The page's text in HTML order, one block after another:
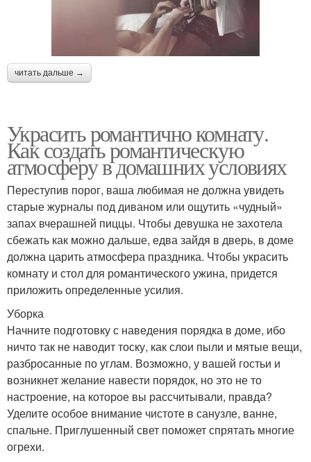
читать дальше →
Украсить романтично комнату.
Как создать романтическую
атмосферу в домашних условиях
Переступив порог, ваша любимая не должна увидеть
старые журналы под диваном или ощутить «чудный»
запах вчерашней пиццы. Чтобы девушка не захотела
сбежать как можно дальше, едва зайдя в дверь, в доме
должна царить атмосфера праздника. Чтобы украсить
комнату и стол для романтического ужина, придется
приложить определенные усилия.
Уборка
Начните подготовку с наведения порядка в доме, ибо
ничто так не наводит тоску, как слои пыли и мятые вещи,
разбросанные по углам. Возможно, у вашей гостьи и
возникнет желание навести порядок, но это не то
настроение, на которое вы рассчитывали, правда?
Уделите особое внимание чистоте в санузле, ванне,
спальне. Приглушенный свет поможет спрятать многие
огрехи.